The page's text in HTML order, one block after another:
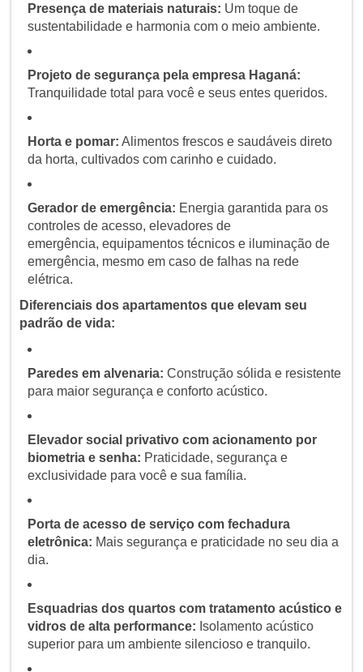
Presença de materiais naturais: Um toque de
sustentabilidade e harmonia com o meio ambiente.
Projeto de segurança pela empresa Haganá:
Tranquilidade total para você e seus entes queridos.
Horta e pomar: Alimentos frescos e saudáveis direto
da horta, cultivados com carinho e cuidado.
Gerador de emergência: Energia garantida para os
controles de acesso, elevadores de
emergência, equipamentos técnicos e iluminação de
emergência, mesmo em caso de falhas na rede
elétrica.
Diferenciais dos apartamentos que elevam seu
padrão de vida:
Paredes em alvenaria: Construção sólida e resistente
para maior segurança e conforto acústico.
Elevador social privativo com acionamento por
biometria e senha: Praticidade, segurança e
exclusividade para você e sua família.
Porta de acesso de serviço com fechadura
eletrônica: Mais segurança e praticidade no seu dia a
dia.
Esquadrias dos quartos com tratamento acústico e
vidros de alta performance: Isolamento acústico
superior para um ambiente silencioso e tranquilo.